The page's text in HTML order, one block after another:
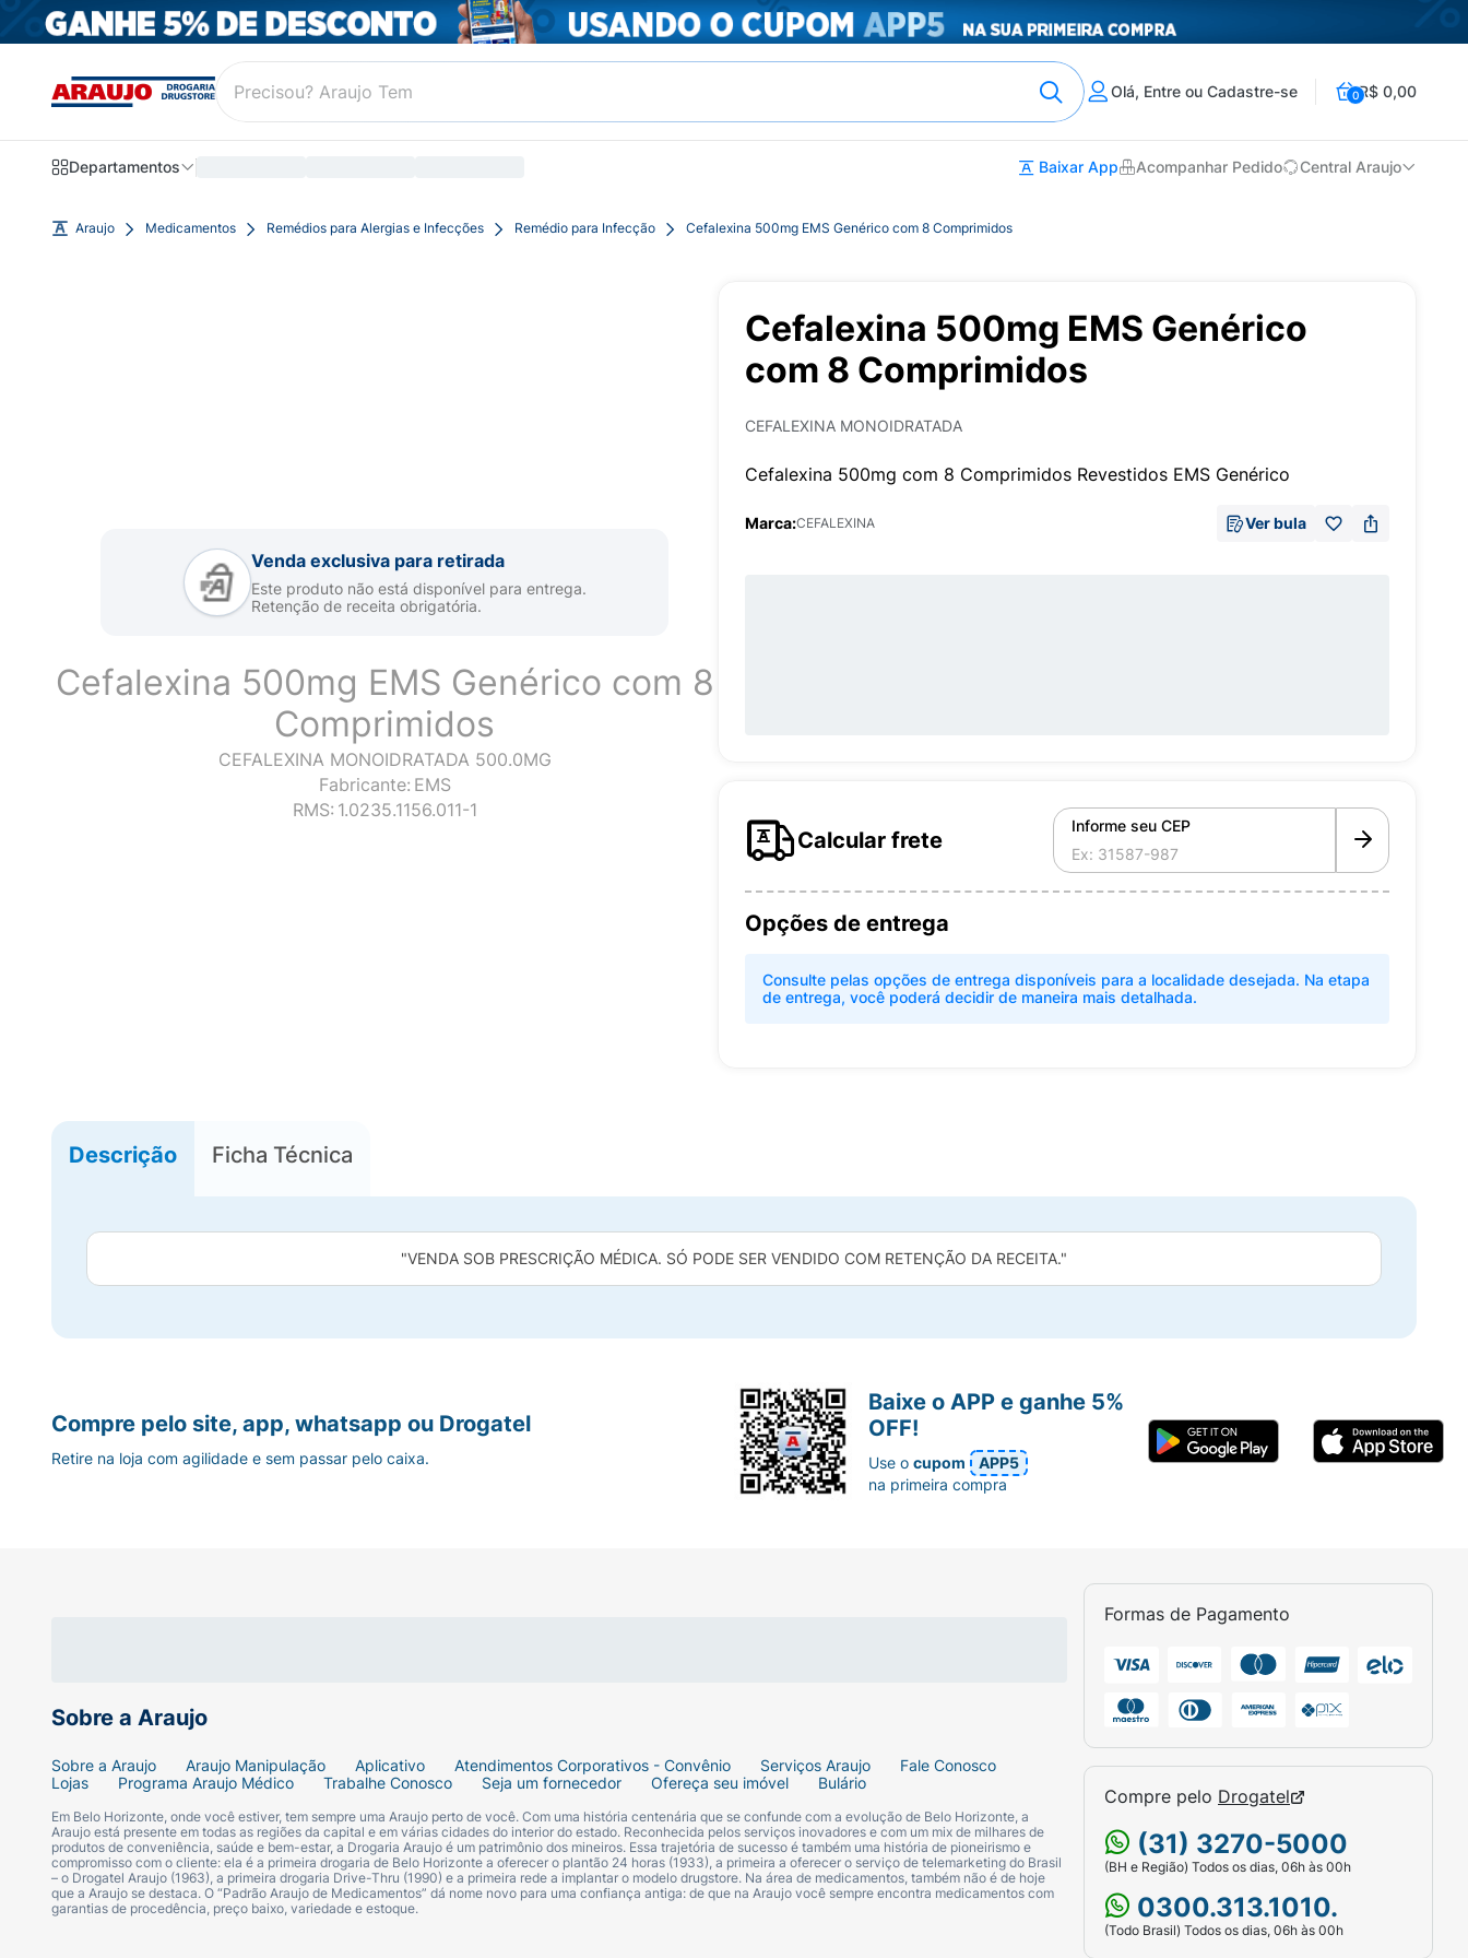
Olá, Entre ou Cadastre-se 0R$ 0,00
Departamentos Baixar App Acompanhar Pedido Central Araujo
Araujo Medicamentos Remédios para Alergias e Infecções Remédio para Infecção Cefalexina 500mg EMS Genérico com 8 Comprimidos
Venda exclusiva para retirada
Este produto não está disponível para entrega.
Retenção de receita obrigatória.
Cefalexina 500mg EMS Genérico com 8
Comprimidos
CEFALEXINA MONOIDRATADA 500.0MG
Fabricante: EMS
RMS: 1.0235.1156.011-1
Cefalexina 500mg EMS Genérico
com 8 Comprimidos
CEFALEXINA MONOIDRATADA
Cefalexina 500mg com 8 Comprimidos Revestidos EMS Genérico
Marca:CEFALEXINA Ver bula
Calcular frete
Informe seu CEP
Opções de entrega
Consulte pelas opções de entrega disponíveis para a localidade desejada. Na etapa
de entrega, você poderá decidir de maneira mais detalhada.
Descrição Ficha Técnica
"VENDA SOB PRESCRIÇÃO MÉDICA. SÓ PODE SER VENDIDO COM RETENÇÃO DA RECEITA."
Sobre a Araujo
Sobre a Araujo Araujo Manipulação Aplicativo Atendimentos Corporativos - Convênio Serviços Araujo
Fale Conosco
Lojas
Programa Araujo Médico Trabalhe Conosco Seja um fornecedor Ofereça seu imóvel Bulário
Em Belo Horizonte, onde você estiver, tem sempre uma Araujo perto de você. Com uma história centenária que se confunde com a evolução de Belo Horizonte, a
Araujo está presente em todas as regiões da capital e em várias cidades do interior do estado. Reconhecida pelos serviços inovadores e com um mix de milhares de
produtos de conveniência, saúde e bem-estar, a Drogaria Araujo é um patrimônio dos mineiros. Essa trajetória de sucesso é também uma história de pioneirismo e
compromisso com o cliente: ela é a primeira drogaria de Belo Horizonte a oferecer o plantão 24 horas (1933), a primeira a oferecer o serviço de telemarketing do Brasil
– o Drogatel Araujo (1963), a primeira drogaria Drive-Thru (1990) e a primeira rede a implantar o modelo drugstore. Na área de medicamentos, também não é de hoje
que a Araujo se destaca. O “Padrão Araujo de Medicamentos” dá nome novo para uma confiança antiga: de que na Araujo você sempre encontra medicamentos com
garantias de procedência, preço baixo, variedade e estoque.
Formas de Pagamento
Compre pelo Drogatel
(31) 3270-5000
(BH e Região) Todos os dias, 06h às 00h
0300.313.1010.
(Todo Brasil) Todos os dias, 06h às 00h
Compre pelo site, app, whatsapp ou Drogatel
Retire na loja com agilidade e sem passar pelo caixa.
Baixe o APP e ganhe 5%
OFF!
Use ocupom
APP5
na primeira compra